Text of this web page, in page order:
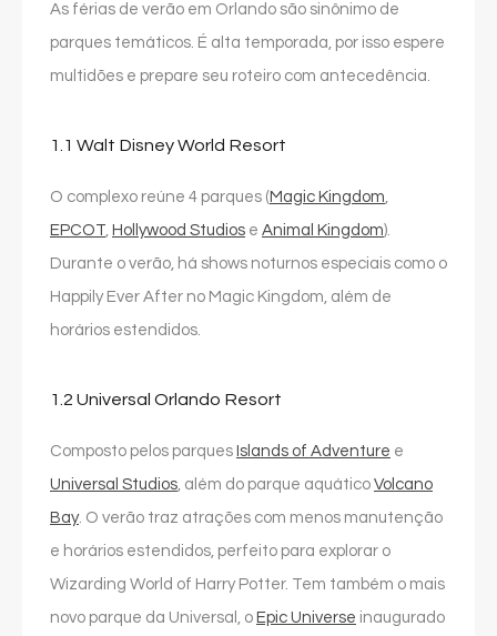
As férias de verão em Orlando são sinônimo de
parques temáticos. É alta temporada, por isso espere
multidões e prepare seu roteiro com antecedência.
1.1 Walt Disney World Resort
O complexo reúne 4 parques ( Magic Kingdom,
EPCOT, Hollywood Studios e Animal Kingdom).
Durante o verão, há shows noturnos especiais como o
Happily Ever After no Magic Kingdom, além de
horários estendidos.
1.2 Universal Orlando Resort
Composto pelos parques Islands of Adventure e
Universal Studios, além do parque aquático Volcano
Bay. O verão traz atrações com menos manutenção
e horários estendidos, perfeito para explorar o
Wizarding World of Harry Potter. Tem também o mais
novo parque da Universal, o Epic Universe inaugurado